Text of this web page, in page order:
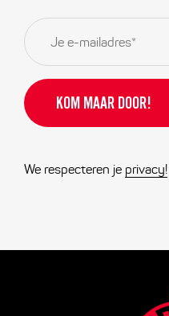
E-
mailadres *
We respecteren je privacy!